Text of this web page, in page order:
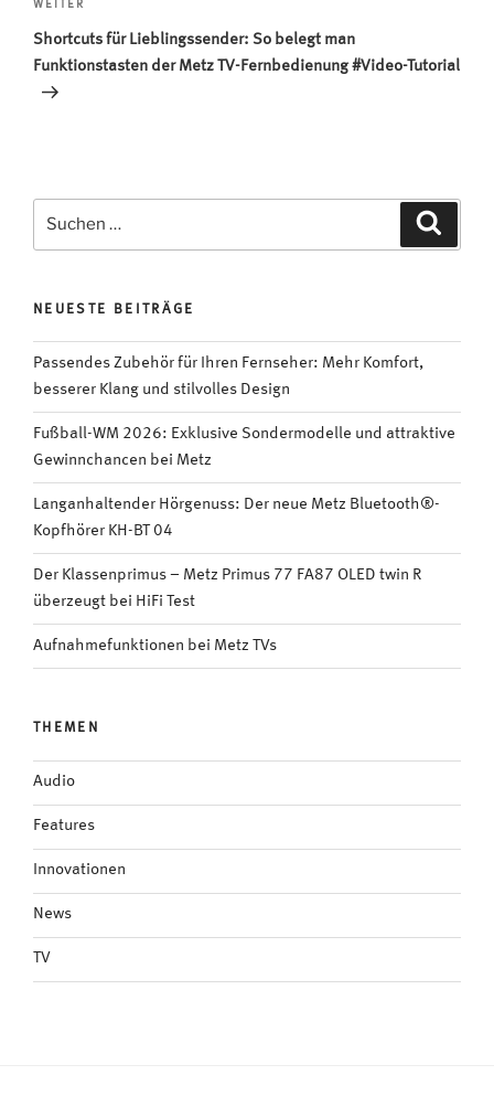
Nächster
Beitrag
WEITER
Shortcuts für Lieblingssender: So belegt man
Funktionstasten der Metz TV-Fernbedienung #Video-Tutorial
nach:
NEUESTE BEITRÄGE
Passendes Zubehör für Ihren Fernseher: Mehr Komfort,
besserer Klang und stilvolles Design
Fußball-WM 2026: Exklusive Sondermodelle und attraktive
Gewinnchancen bei Metz
Langanhaltender Hörgenuss: Der neue Metz Bluetooth®-
Kopfhörer KH-BT 04
Der Klassenprimus – Metz Primus 77 FA87 OLED twin R
überzeugt bei HiFi Test
Aufnahmefunktionen bei Metz TVs
THEMEN
Audio
Features
Innovationen
News
TV